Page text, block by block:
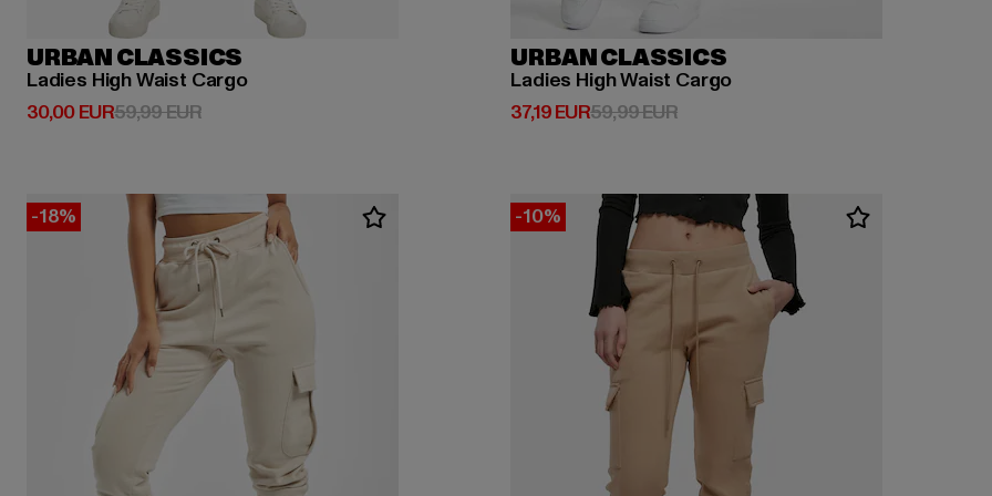
URBAN CLASSICS
Ladies High Waist Cargo
30,00 EUR
Derzeitiger Preis: 30,00 EUR
59,99 EURAktionspreis: 59,99 EUR
URBAN CLASSICS
Ladies High Waist Cargo
37,19 EUR
Derzeitiger Preis: 37,19 EUR
59,99 EURAktionspreis: 59,99 EUR
-18% -10%